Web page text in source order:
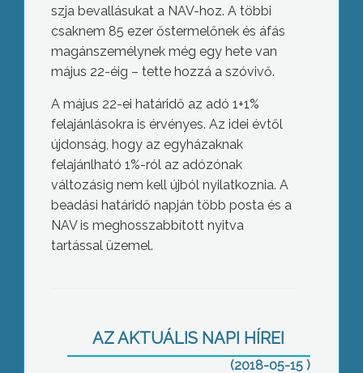
szja bevallásukat a NAV-hoz. A többi
csaknem 85 ezer őstermelőnek és áfás
magánszemélynek még egy hete van
május 22-éig – tette hozzá a szóvivő.
A május 22-ei határidő az adó 1+1%
felajánlásokra is érvényes. Az idei évtől
újdonság, hogy az egyházaknak
felajánlható 1%-ról az adózónak
változásig nem kell újból nyilatkoznia. A
beadási határidő napján több posta és a
NAV is meghosszabbított nyitva
tartással üzemel.
AZ AKTUÁLIS NAPI HÍREI
(2018-05-15 )